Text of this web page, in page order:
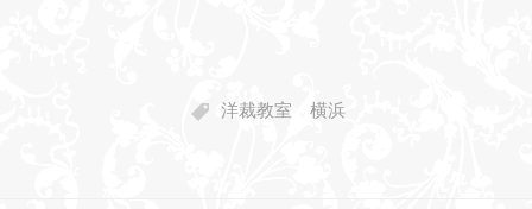
洋裁教室 横浜